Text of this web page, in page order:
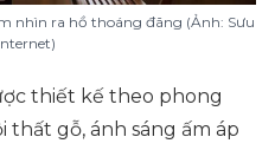
nhìn ra hồ thoáng đãng (Ảnh: Sưu
thiết kế theo phong
gỗ, ánh sáng ấm áp